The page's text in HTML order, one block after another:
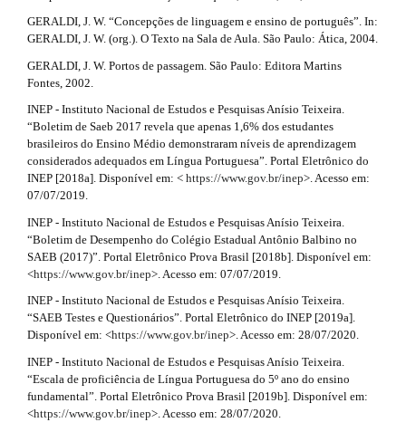
c
c
e
i
b
l
e
_
m
i
d
e
a
r
#
#
.
d
e
t
a
i
l
s
#
#
GERALDI, J. W. “Concepções de linguagem e ensino de português”. In:
GERALDI, J. W. (org.). O Texto na Sala de Aula. São Paulo: Ática, 2004.
GERALDI, J. W. Portos de passagem. São Paulo: Editora Martins
Fontes, 2002.
INEP - Instituto Nacional de Estudos e Pesquisas Anísio Teixeira.
“Boletim de Saeb 2017 revela que apenas 1,6% dos estudantes
brasileiros do Ensino Médio demonstraram níveis de aprendizagem
considerados adequados em Língua Portuguesa”. Portal Eletrônico do
INEP [2018a]. Disponível em: < https://www.gov.br/inep>. Acesso em:
07/07/2019.
INEP - Instituto Nacional de Estudos e Pesquisas Anísio Teixeira.
“Boletim de Desempenho do Colégio Estadual Antônio Balbino no
SAEB (2017)”. Portal Eletrônico Prova Brasil [2018b]. Disponível em:
<https://www.gov.br/inep>. Acesso em: 07/07/2019.
INEP - Instituto Nacional de Estudos e Pesquisas Anísio Teixeira.
“SAEB Testes e Questionários”. Portal Eletrônico do INEP [2019a].
Disponível em: <https://www.gov.br/inep>. Acesso em: 28/07/2020.
INEP - Instituto Nacional de Estudos e Pesquisas Anísio Teixeira.
“Escala de proficiência de Língua Portuguesa do 5º ano do ensino
fundamental”. Portal Eletrônico Prova Brasil [2019b]. Disponível em:
<https://www.gov.br/inep>. Acesso em: 28/07/2020.